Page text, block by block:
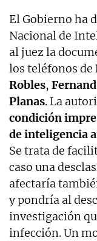
El Gobierno ha
Nacional de
al juez la
los teléfonos de
Robles,
Planas. La
condición
de inteligencia
Se trata de
caso una
afectaría
y pondría al
investigación
infección. Un